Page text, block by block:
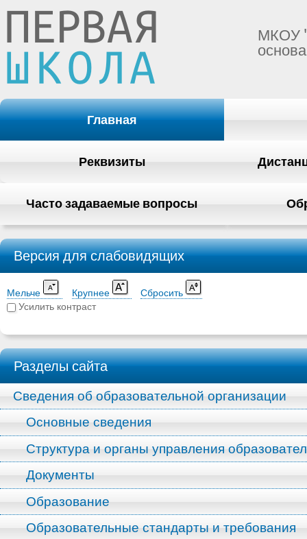
МКОУ
Главная
Реквизиты
Часто задаваемые вопросы
Версия для слабовидящих
Мельче Крупнее
Сбросить
Усилить контраст
Разделы сайта
Сведения об образовательной организации
Основные сведения
Структура и органы управления
Документы
Образование
Образовательные стандарты и требования